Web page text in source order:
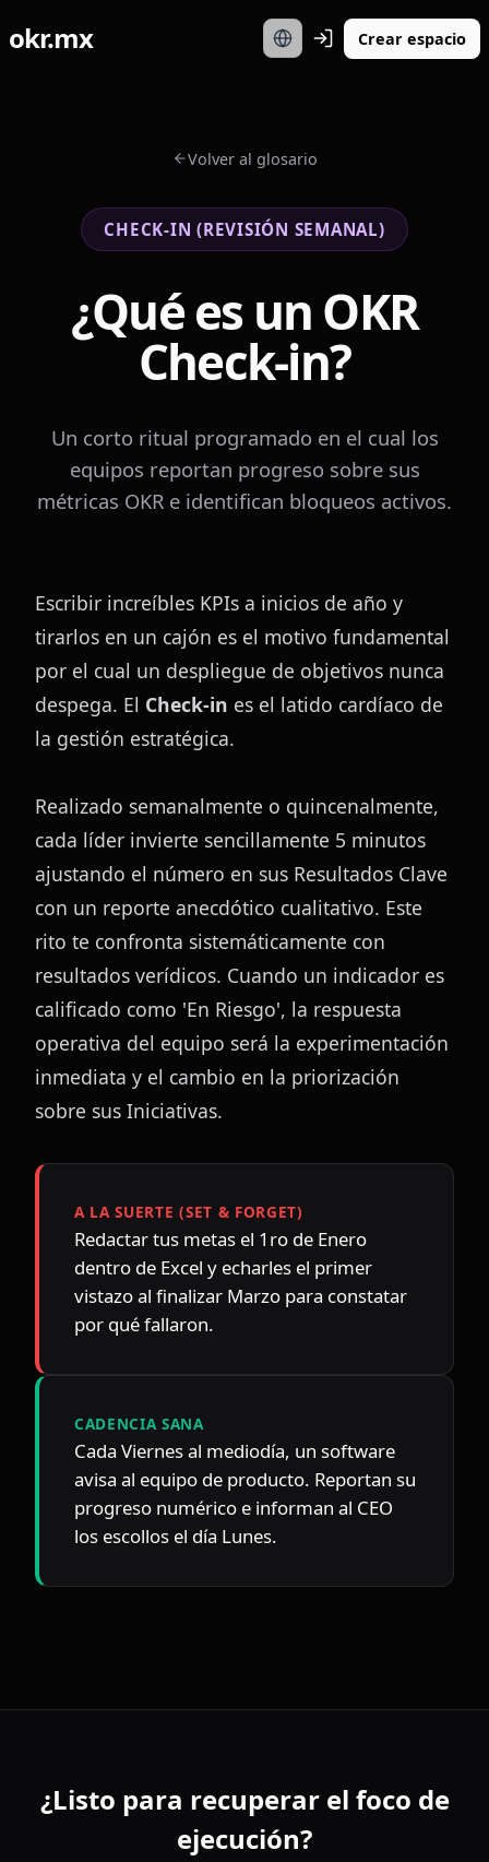
okr.mx Crear espacio
Volver al glosario
CHECK-IN (REVISIÓN SEMANAL)
¿Qué es un OKR
Check-in?
Un corto ritual programado en el cual los
equipos reportan progreso sobre sus
métricas OKR e identifican bloqueos activos.
Escribir increíbles KPIs a inicios de año y
tirarlos en un cajón es el motivo fundamental
por el cual un despliegue de objetivos nunca
despega. El Check-in es el latido cardíaco de
la gestión estratégica.
Realizado semanalmente o quincenalmente,
cada líder invierte sencillamente 5 minutos
ajustando el número en sus Resultados Clave
con un reporte anecdótico cualitativo. Este
rito te confronta sistemáticamente con
resultados verídicos. Cuando un indicador es
calificado como 'En Riesgo', la respuesta
operativa del equipo será la experimentación
inmediata y el cambio en la priorización
sobre sus Iniciativas.
A LA SUERTE (SET & FORGET)
Redactar tus metas el 1ro de Enero
dentro de Excel y echarles el primer
vistazo al finalizar Marzo para constatar
por qué fallaron.
CADENCIA SANA
Cada Viernes al mediodía, un software
avisa al equipo de producto. Reportan su
progreso numérico e informan al CEO
los escollos el día Lunes.
¿Listo para recuperar el foco de
ejecución?